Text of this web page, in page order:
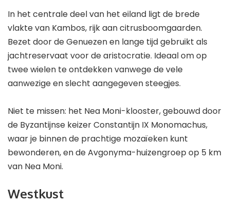
In het centrale deel van het eiland ligt de brede
vlakte van Kambos, rijk aan citrusboomgaarden.
Bezet door de Genuezen en lange tijd gebruikt als
jachtreservaat voor de aristocratie. Ideaal om op
twee wielen te ontdekken vanwege de vele
aanwezige en slecht aangegeven steegjes.
Niet te missen: het Nea Moni-klooster, gebouwd door
de Byzantijnse keizer Constantijn IX Monomachus,
waar je binnen de prachtige mozaïeken kunt
bewonderen, en de Avgonyma-huizengroep op 5 km
van Nea Moni.
Westkust